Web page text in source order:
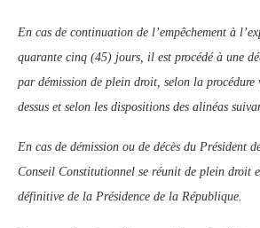
En cas de continuation de l’empêchement à
quarante cinq (45) jours, il est procédé à une
par démission de plein droit, selon la procédure
dessus et selon les dispositions des alinéas
En cas de démission ou de décès du Président
Conseil Constitutionnel se réunit de plein droit
définitive de la Présidence de la République.